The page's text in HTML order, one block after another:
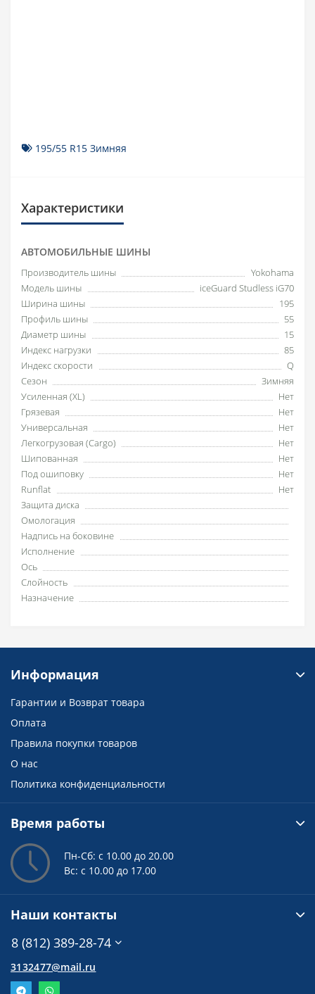
195/55 R15 Зимняя
Характеристики
АВТОМОБИЛЬНЫЕ ШИНЫ
Производитель шины
Yokohama
Модель шины
iceGuard Studless iG70
Ширина шины
195
Профиль шины
55
Диаметр шины
15
Индекс нагрузки
85
Индекс скорости
Q
Сезон
Зимняя
Усиленная (XL)
Нет
Грязевая
Нет
Универсальная
Нет
Легкогрузовая (Cargo)
Нет
Шипованная
Нет
Под ошиповку
Нет
Runflat
Нет
Защита диска
Омологация
Надпись на боковине
Исполнение
Ось
Слойность
Назначение
Информация
Гарантии и Возврат товара
Оплата
Правила покупки товаров
О нас
Политика конфиденциальности
Время работы
Пн-Сб: с 10.00 до 20.00
Вс: с 10.00 до 17.00
Наши контакты
8 (812) 389-28-74
3132477@mail.ru